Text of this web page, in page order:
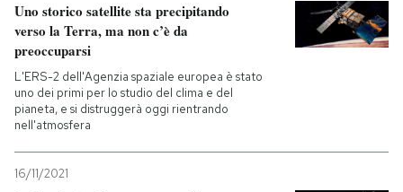
PODCAST
NEWSLETTER
Uno storico satellite sta precipitando
verso la Terra, ma non c’è da
preoccuparsi
L'ERS-2 dell'Agenzia spaziale europea è stato
uno dei primi per lo studio del clima e del
pianeta, e si distruggerà oggi rientrando
nell'atmosfera
16/11/2021